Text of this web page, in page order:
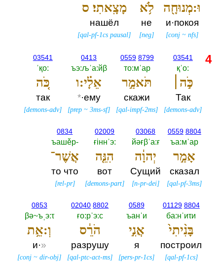
וּ:מְנוּחָ֖ה
и·покоя
[conj ~nfs]
לֹ֥א
не
[neg]
מָצָֽאתִי׃ ס
нашёл
[qal-pf-1cs pausal]
03541
қˈо:‎
כֹּ֣ה׀
Так
[demons-adv]
0559 8799
то:мˈар
תֹּאמַ֣ר
скажи
[qal-impf-2ms]
0413
ъэ:љˈа:йβ
אֵלָ֗י:ו
*·ему
[prep ~3ms-sf]
03541
ˈқо:‎
כֹּ֚ה
так
[demons-adv]
0559 8804
ъа:мˈар
אָמַ֣ר
сказал
[qal-pf-3ms]
03068
йәғβˈа:ғ
יְהוָ֔ה
Сущий
[n-pr-dei]
02009
ғiннˈэ:‎
הִנֵּ֤ה
вот
[demons-part]
0834
ъашěр-‎
אֲשֶׁר־
то что
[rel-pr]
01129 8804
ба:нˈиτи
בָּנִ֨יתִי֙
построил
[qal-pf-1cs]
0589
ъанˈи
אֲנִ֣י
я
[pers-pr-1cs]
02040 8802
ғо:рˈэ:с
הֹרֵ֔ס
разрушу
[qal-ptc-act-ms]
0853
βә~ъˌэ:τ
וְ:אֵ֥ת
и·»
[conj ~dir-obj]
4